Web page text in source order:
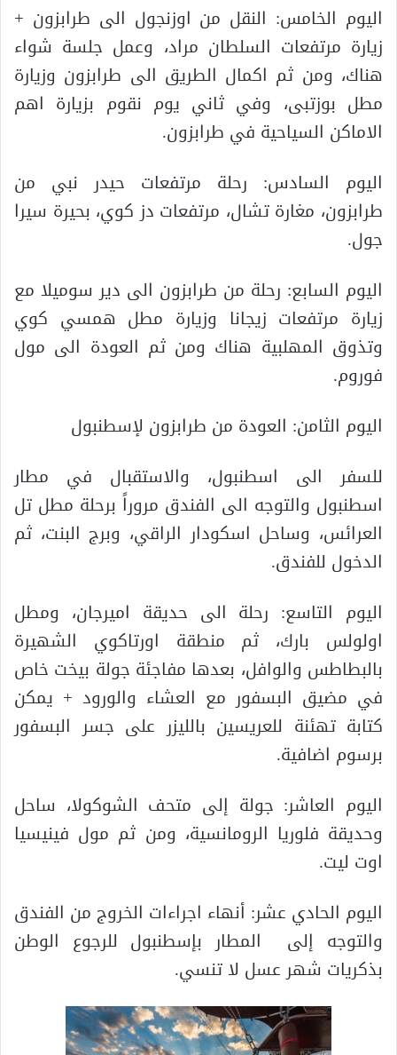
اليوم الخامس: النقل من اوزنجول الى طرابزون +
زيارة مرتفعات السلطان مراد، وعمل جلسة شواء
هناك، ومن ثم اكمال الطريق الى طرابزون وزيارة
مطل بوزتبى، وفي ثاني يوم نقوم بزيارة اهم
الاماكن السياحية في طرابزون.
اليوم السادس: رحلة مرتفعات حيدر نبي من
طرابزون، مغارة تشال، مرتفعات دز كوي، بحيرة سيرا
جول.
اليوم السابع: رحلة من طرابزون الى دير سوميلا مع
زيارة مرتفعات زيجانا وزيارة مطل همسي كوي
وتذوق المهلبية هناك ومن ثم العودة الى مول
فوروم.
اليوم الثامن: العودة من طرابزون لإسطنبول
للسفر الى اسطنبول، والاستقبال في مطار
اسطنبول والتوجه الى الفندق مروراً برحلة مطل تل
العرائس، وساحل اسكودار الراقي، وبرج البنت، ثم
الدخول للفندق.
اليوم التاسع: رحلة الى حديقة اميرجان، ومطل
اولولس بارك، ثم منطقة اورتاكوي الشهيرة
بالبطاطس والوافل، بعدها مفاجئة جولة بيخت خاص
في مضيق البسفور مع العشاء والورود + يمكن
كتابة تهئنة للعريسين بالليزر على جسر البسفور
برسوم اضافية.
اليوم العاشر: جولة إلى متحف الشوكولا، ساحل
وحديقة فلوريا الرومانسية، ومن ثم مول فينيسيا
اوت ليت.
اليوم الحادي عشر: أنهاء اجراءات الخروج من الفندق
والتوجه إلى المطار بإسطنبول للرجوع الوطن
بذكريات شهر عسل لا تنسي.